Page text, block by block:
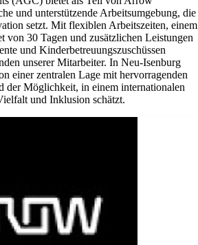
und unterstützende Arbeitsumgebung, die
setzt. Mit flexiblen Arbeitszeiten, einem
von 30 Tagen und zusätzlichen Leistungen
und Kinderbetreuungszuschüssen
unserer Mitarbeiter. In Neu-Isenburg
einer zentralen Lage mit hervorragenden
der Möglichkeit, in einem internationalen
und Inklusion schätzt.